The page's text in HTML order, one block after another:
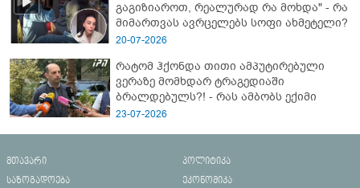
გაგიზიაროთ, რეალურად რა მოხდა" - რა
მიმართვას ავრცელებს სოფი ახმეტელი?
20-07-2026
რატომ ჰქონდა თითი ამპუტირებული
ვერაზე მომხდარ ტრაგედიაში
ბრალდებულს?! - რას ამბობს ექიმი
23-07-2026
მთავარი
პოლიტიკა
საზოგადოება
ეკონომიკა